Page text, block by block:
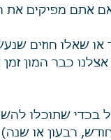
אתם מפיקים את
שאלו חוזים
כבר המון
שתוכלו
רבעון או שנה)